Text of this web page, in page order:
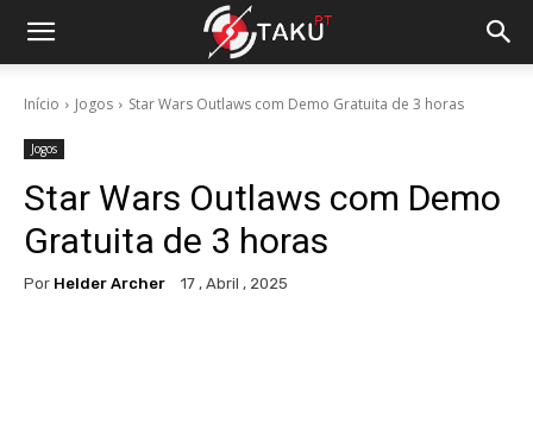
Início Jogos Star Wars Outlaws com Demo Gratuita de 3 horas
Jogos
Star Wars Outlaws com Demo
Gratuita de 3 horas
Por Helder Archer 17 , Abril , 2025